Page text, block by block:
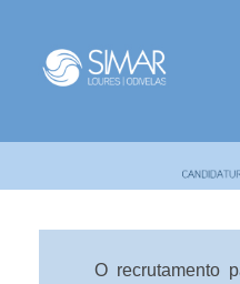
O recrutamento